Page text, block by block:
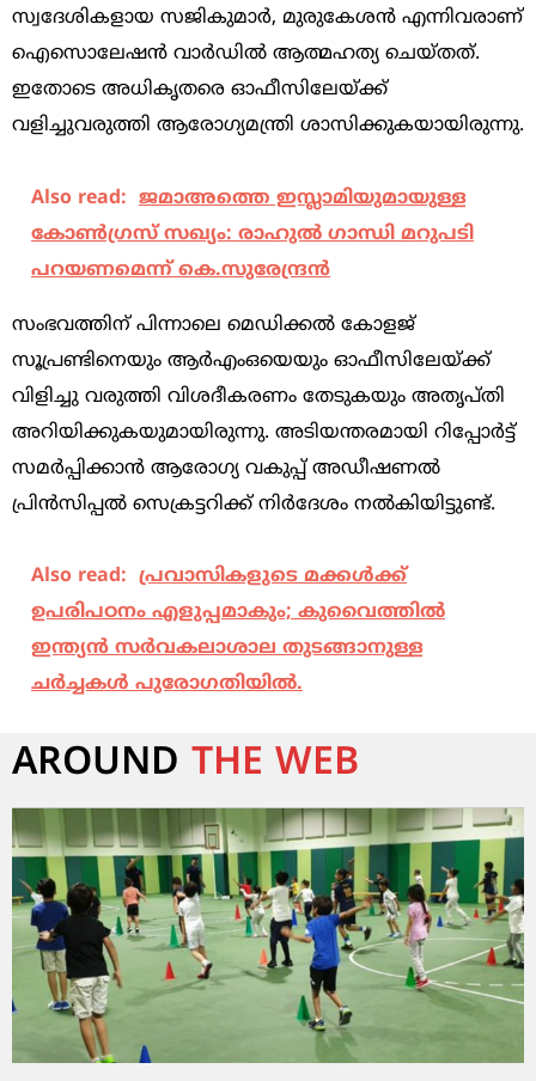
സ്വദേശികളായ സജികുമാര്‍, മുരുകേശന്‍ എന്നിവരാണ്
ഐസൊലേഷന്‍ വാര്‍ഡില്‍ ആത്മഹത്യ ചെയ്തത്.
ഇതോടെ അധിക‍ൃതരെ ഓഫീസിലേയ്ക്ക്
വളിച്ചുവരുത്തി ആരോഗ്യമന്ത്രി ശാസിക്കുകയായിരുന്നു.
Also read: ജമാഅത്തെ ഇസ്ലാമിയുമായുള്ള
കോണ്‍ഗ്രസ് സഖ്യം: രാഹുല്‍ ഗാന്ധി മറുപടി
പറയണമെന്ന് കെ.സുരേന്ദ്രന്‍
സംഭവത്തിന് പിന്നാലെ മെഡിക്കല്‍ കോളജ്
സൂപ്രണ്ടിനെയും ആര്‍എംഒയെയും ഓഫീസിലേയ്ക്ക്
വിളിച്ചു വരുത്തി വിശദീകരണം തേടുകയും അതൃപ്തി
അറിയിക്കുകയുമായിരുന്നു. അടിയന്തരമായി റിപ്പോര്‍ട്ട്
സമര്‍പ്പിക്കാന്‍ ആരോഗ്യ വകുപ്പ് അഡീഷണല്‍
പ്രിന്‍സിപ്പല്‍ സെക്രട്ടറിക്ക് നിര്‍ദേശം നല്‍കിയിട്ടുണ്ട്.
Also read: പ്രവാസികളുടെ മക്കൾക്ക്
ഉപരിപഠനം എളുപ്പമാകും; കുവൈത്തിൽ
ഇന്ത്യൻ സർവകലാശാല തുടങ്ങാനുള്ള
ചർച്ചകൾ പുരോഗതിയിൽ.
AROUND THE WEB